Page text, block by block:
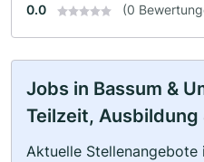
0.0 (0
Jobs in Bassum &
Teilzeit, Ausbildung
Aktuelle